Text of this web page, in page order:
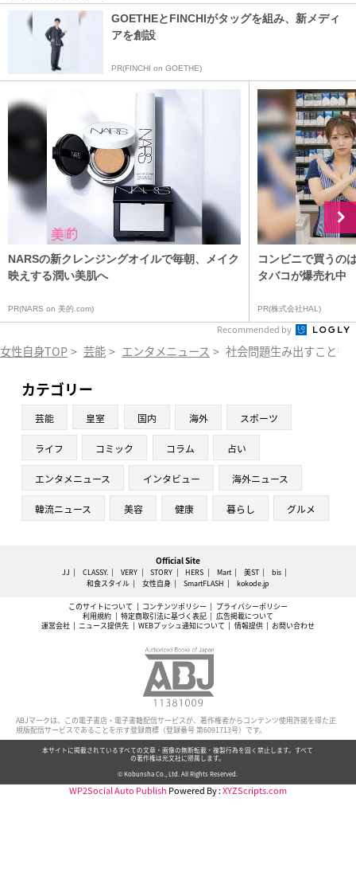
GOETHEとFINCHIがタッグを組み、新メディ
アを創設
PR(FINCHI on GOETHE)
NARSの新クレンジングオイルで毎朝、メイク
映えする潤い美肌へ
PR(NARS on 美的.com)
コンビニで買うの
タバコが爆売れ中
PR(株式会社HAL)
Recommended by
女性自身TOP > 芸能 > エンタメニュース > 社会問題生み出すことも
カテゴリー
芸能 皇室 国内 海外 スポーツ
ライフ コミック コラム 占い
エンタメニュース インタビュー 海外ニュース
韓流ニュース 美容 健康 暮らし グルメ
Official Site
JJ CLASSY. VERY STORY HERS Mart 美ST
bis
和食スタイル
女性自身 SmartFLASH kokode.jp
このサイトについて コンテンツポリシー
プライバシーポリシー
利用規約
特定商取引法に基づく表記
広告掲載について
運営会社
ニュース提供先 WEBプッシュ通知について 情報提供 お問い合わせ
ABJマークは、この電子書店・電子書籍配信サービスが、著作権者からコンテンツ使用許諾を得た正
規版配信サービスであることを示す登録商標（登録番号 第6091713号）です。
本サイトに掲載されているすべての文章・画像の無断転載・複製行為を固く禁止します。すべて
の著作権は光文社に帰属します。
© Kobunsha Co., Ltd. All Rights Reserved.
WP2Social Auto Publish Powered By :XYZScripts.com